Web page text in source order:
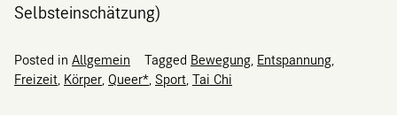
Selbsteinschätzung)
Posted in Allgemein Tagged Bewegung, Entspannung,
Freizeit, Körper, Queer*, Sport, Tai Chi